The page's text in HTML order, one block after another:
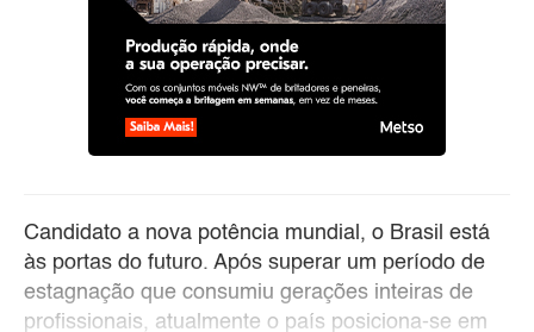
Candidato a nova potência mundial, o Brasil está
às portas do futuro. Após superar um período de
estagnação que consumiu gerações inteiras de
profissionais, atualmente o país posiciona-se em